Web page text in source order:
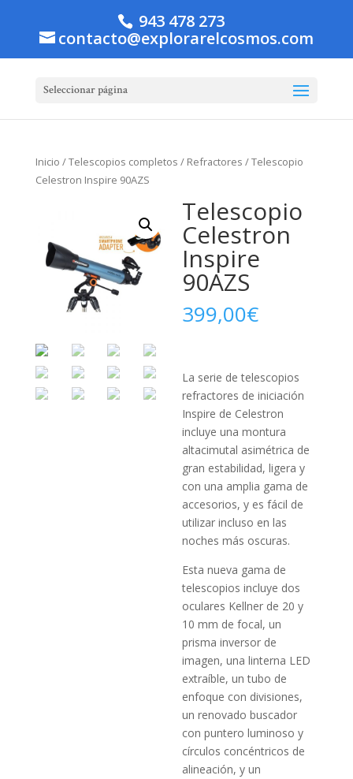
943 478 273
contacto@explorarelcosmos.com
Seleccionar página
Inicio /Telescopios completos / Refractores / Telescopio
Celestron Inspire 90AZS
Telescopio
Celestron
Inspire
90AZS
399,00€
La serie de telescopios
refractores de iniciación
Inspire de Celestron
incluye una montura
altacimutal asimétrica de
gran estabilidad, ligera y
con una amplia gama de
accesorios, y es fácil de
utilizar incluso en las
noches más oscuras.
Esta nueva gama de
telescopios incluye dos
oculares Kellner de 20 y
10 mm de focal, un
prisma inversor de
imagen, una linterna LED
extraíble, un tubo de
enfoque con divisiones,
un renovado buscador
con puntero luminoso y
círculos concéntricos de
alineación, y un